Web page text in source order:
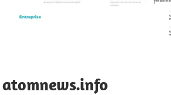
atomnews.info